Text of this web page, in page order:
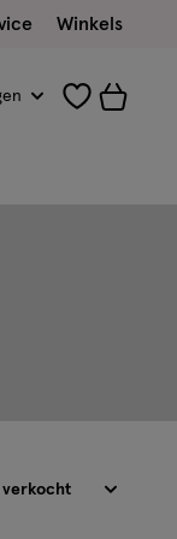
Winkels